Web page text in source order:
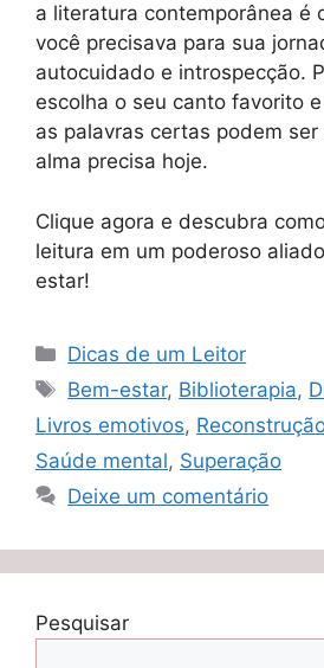
a literatura contemporânea é
você precisava para sua
autocuidado e introspecção.
escolha o seu canto favorito
as palavras certas podem
alma precisa hoje.
Clique agora e descubra
leitura em um poderoso
estar!
Categorias
Dicas de um Leitor
Tags
Bem-estar, Biblioterapia,
Livros emotivos,
Saúde mental, Superação
Deixe um comentário
Pesquisar